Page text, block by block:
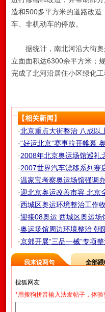
造和500多平方米的道路改造
车、非机动车的停放。
据统计，南北河沿大街奥
立面面积达6300余平方米；
完成了北河沿居住小区绿化
【相关新闻】
·北京重点大街整治 八成以
·“好运北京”赛事拉开帷幕
·2008年北京奥运场馆巡礼
·2007世界汽车漂移系列赛
·温家宝考察奥运场馆强调
·迎北京奥运改善市容 北京
·西城区奥运环境整治工作
·迎接08奥运 西城区奥运场
·奥运场馆周边环境整治 朝
·京郊开展“三品一械”专项
我来说两句 全部
*用搜狗拼音输入法发帖子，体